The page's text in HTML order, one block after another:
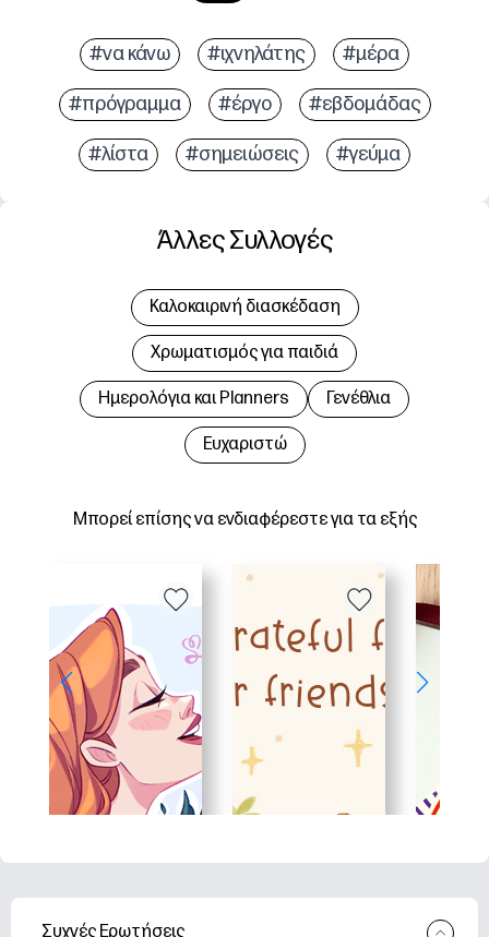
#να κάνω #ιχνηλάτης #μέρα
#πρόγραμμα #έργο #εβδομάδας
#λίστα #σημειώσεις #γεύμα
Μπορεί επίσης να ενδιαφέρεστε για τα εξής
Άλλες Συλλογές
Καλοκαιρινή διασκέδαση
Χρωματισμός για παιδιά
Hμερολόγια και Planners Γενέθλια
Ευχαριστώ
Συχνές Ερωτήσεις